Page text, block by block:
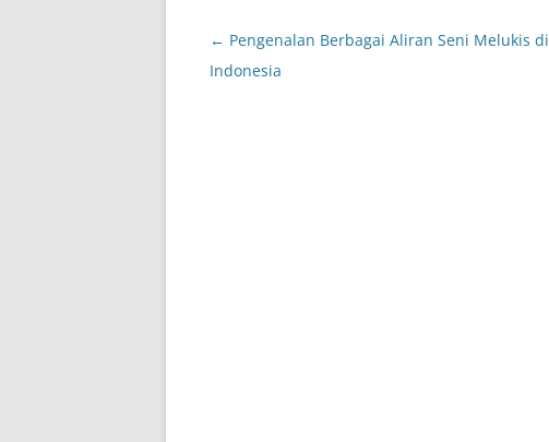
Post
navigation
← Pengenalan Berbagai Aliran Seni Melukis di
Indonesia